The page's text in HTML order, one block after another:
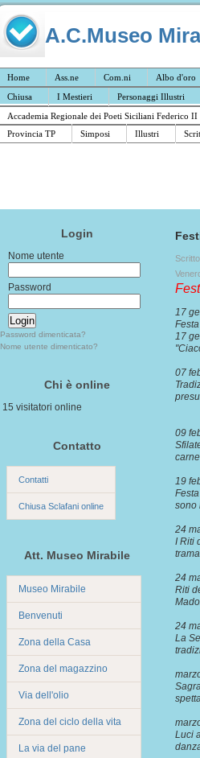
A.C.Museo
Home Ass.ne Com.ni Albo d'oro
Chiusa
I Mestieri Personaggi Illustri
Accademia Regionale dei Poeti Siciliani Federico II
Provincia TP
Simposi Illustri
Login
Nome utente
Password
Password dimenticata?
Nome utente dimenticato?
Chi è online
15 visitatori online
Contatto
Contatti
Chiusa Sclafani online
Att. Museo Mirabile
Museo Mirabile
Benvenuti
Zona della Casa
Zona del magazzino
Via dell'olio
Zona del ciclo della vita
La via del pane
17
17
07
09
19
sono
24
I Riti
24
Riti
24
La
Luci